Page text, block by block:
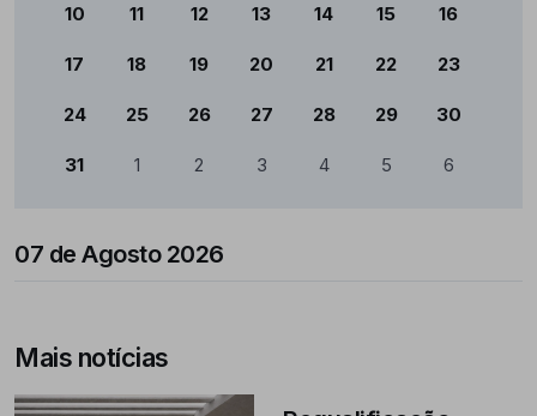
10 11 12 13 14 15 16
17 18 19 20 21 22 23
24 25 26 27 28 29 30
31 1 2 3 4 5 6
07 de Agosto 2026
Mais notícias